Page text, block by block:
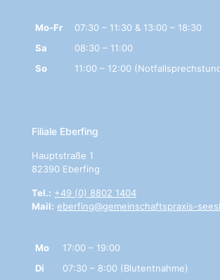
Mo-Fr
07:30 – 11:30 & 13:00 – 18:30
Sa
08:30 – 11:00
So
11:00 – 12:00
Filiale Eberfing
Hauptstraße 1
82390 Eberfing
Tel.: +49 (0) 8802 1404
Mail: eberfing@gemeinschaftspraxis-
Mo
17:00 – 19:00
Di
07:30 – 8:00 (Blutentnahme)